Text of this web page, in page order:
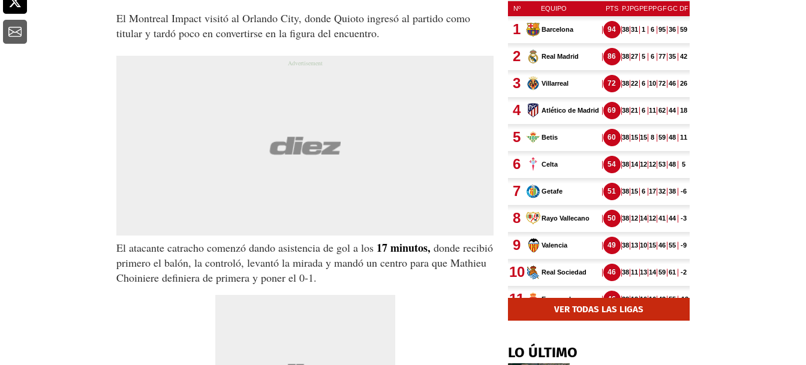
El Montreal Impact visitó al Orlando City, donde Quioto ingresó al partido como
titular y tardó poco en convertirse en la figura del encuentro.
El atacante catracho comenzó dando asistencia de gol a los 17 minutos, donde recibió
primero el balón, la controló, levantó la mirada y mandó un centro para que Mathieu
Choiniere definiera de primera y poner el 0-1.
VER TODAS LAS LIGAS
LO ÚLTIMO